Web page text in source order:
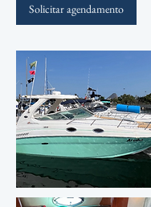
Solicitar agendamento